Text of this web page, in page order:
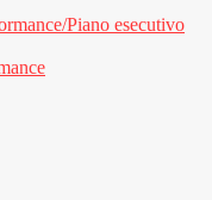
Piano esecutivo